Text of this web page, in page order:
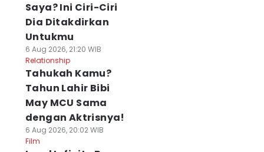
Saya? Ini Ciri-Ciri
Dia Ditakdirkan
Untukmu
6 Aug 2026, 21:20 WIB
Relationship
Tahukah Kamu?
Tahun Lahir Bibi
May MCU Sama
dengan Aktrisnya!
6 Aug 2026, 20:02 WIB
Film